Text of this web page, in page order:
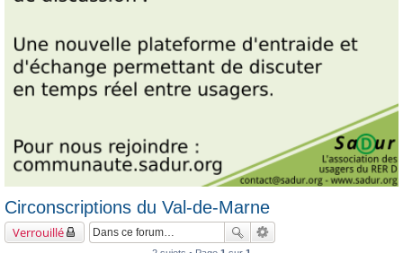
Circonscriptions du Val-de-Marne
Verrouillé